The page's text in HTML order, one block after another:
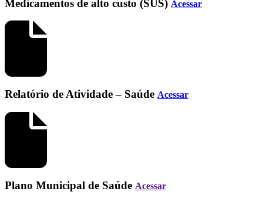
Medicamentos de alto custo (SUS) Acessar
Relatório de Atividade – Saúde Acessar
Plano Municipal de Saúde Acessar